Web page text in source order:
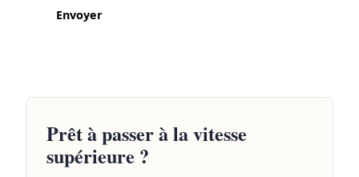
Envoyer
Prêt à passer à la vitesse
supérieure ?